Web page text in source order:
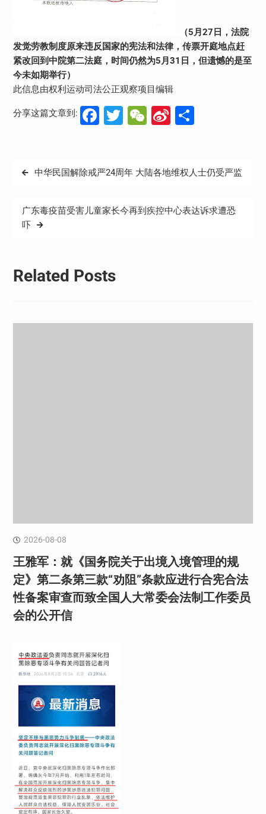
（5月27日，法院
发觉劳教制度原来违反国家的宪法和法律，传票开庭地点赶
紧改回到中院第二法庭，时间仍然为5月31日，但遗憾的是至
今未如期举行）
此信息由权利运动司法公正观察项目编辑
分享这篇文章到: Facebook
Twitter
WeChat
Sina分
文
导
航
中华民国解除戒严24周年 大陆各地维权人士仍受严监
广东毒疫苗受害儿童家长今再到疾控中心表达诉求遭恐
吓
Related Posts
2026-08-08
王雅军：就《国务院关于出境入境管理的规
定》第二条第三款“劝阻”条款应进行合宪合法
性备案审查而致全国人大常委会法制工作委员
会的公开信